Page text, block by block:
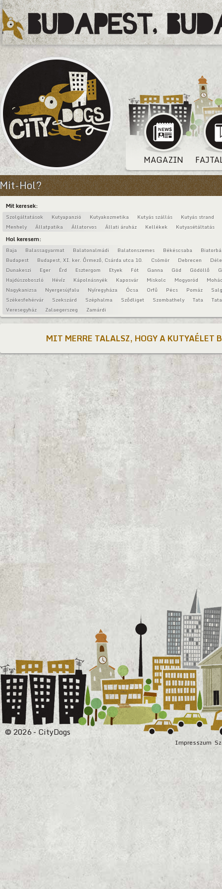
MAGAZIN
Mit-Hol?
Mit keresek:
Szolgáltatások Kutyapanzió Kutyakozmetika Kutyás szállás
Kutyás strand
Menhely
Állatpatika Állatorvos Állati áruház Kellékek Kutyasétáltatás
Hol keresem:
Baja Balassagyarmat Balatonalmádi Balatonszemes Békéscsaba
Budapest
Budapest, XI. ker. Őrmező, Csárda utca 10. Csömör Debrecen
Dunakeszi
Eger Érd Esztergom Etyek Fót Ganna Göd Gödöllő
Hajdúszoboszló
Hévíz Kápolnásnyék Kaposvár Miskolc Mogyoród
Nagykanizsa
Nyergesújfalu Nyíregyháza Ócsa Orfű Pécs Pomáz
Székesfehérvár
Szekszárd Széphalma Sződliget Szombathely Tata
Veresegyház
Zalaegerszeg Zamárdi
MIT MERRE TALALSZ, HOGY A KUTYAÉLET
Impresszum
© 2026 - CityDogs